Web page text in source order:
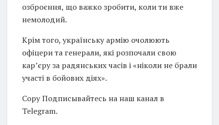
озброєння, що важко зробити, коли ти вже
немолодий.
Крім того, українську армію очолюють
офіцери та генерали, які розпочали свою
кар’єру за радянських часів і «ніколи не брали
участі в бойових діях».
Copy Подписывайтесь на наш канал в
Telegram.